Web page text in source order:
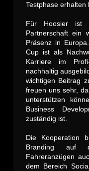
Testphase erhalten
Für Hoosier ist
Partnerschaft ein
Präsenz in
Cup ist als
Karriere im
nachhaltig
wichtigen Beitrag
freuen uns sehr,
unterstützen
Business
zuständig ist.
Die Kooperation
Branding auf
Fahreranzügen
dem Bereich